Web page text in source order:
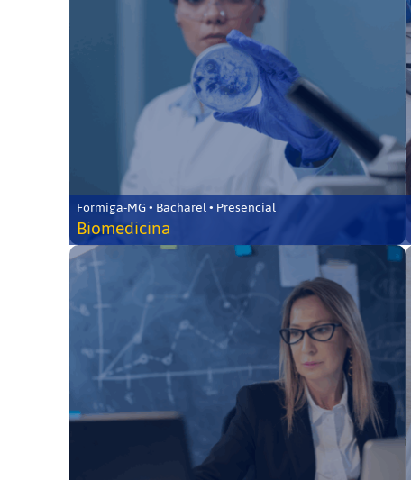
Formiga-MG • Bacharel • Presencial
Biomedicina